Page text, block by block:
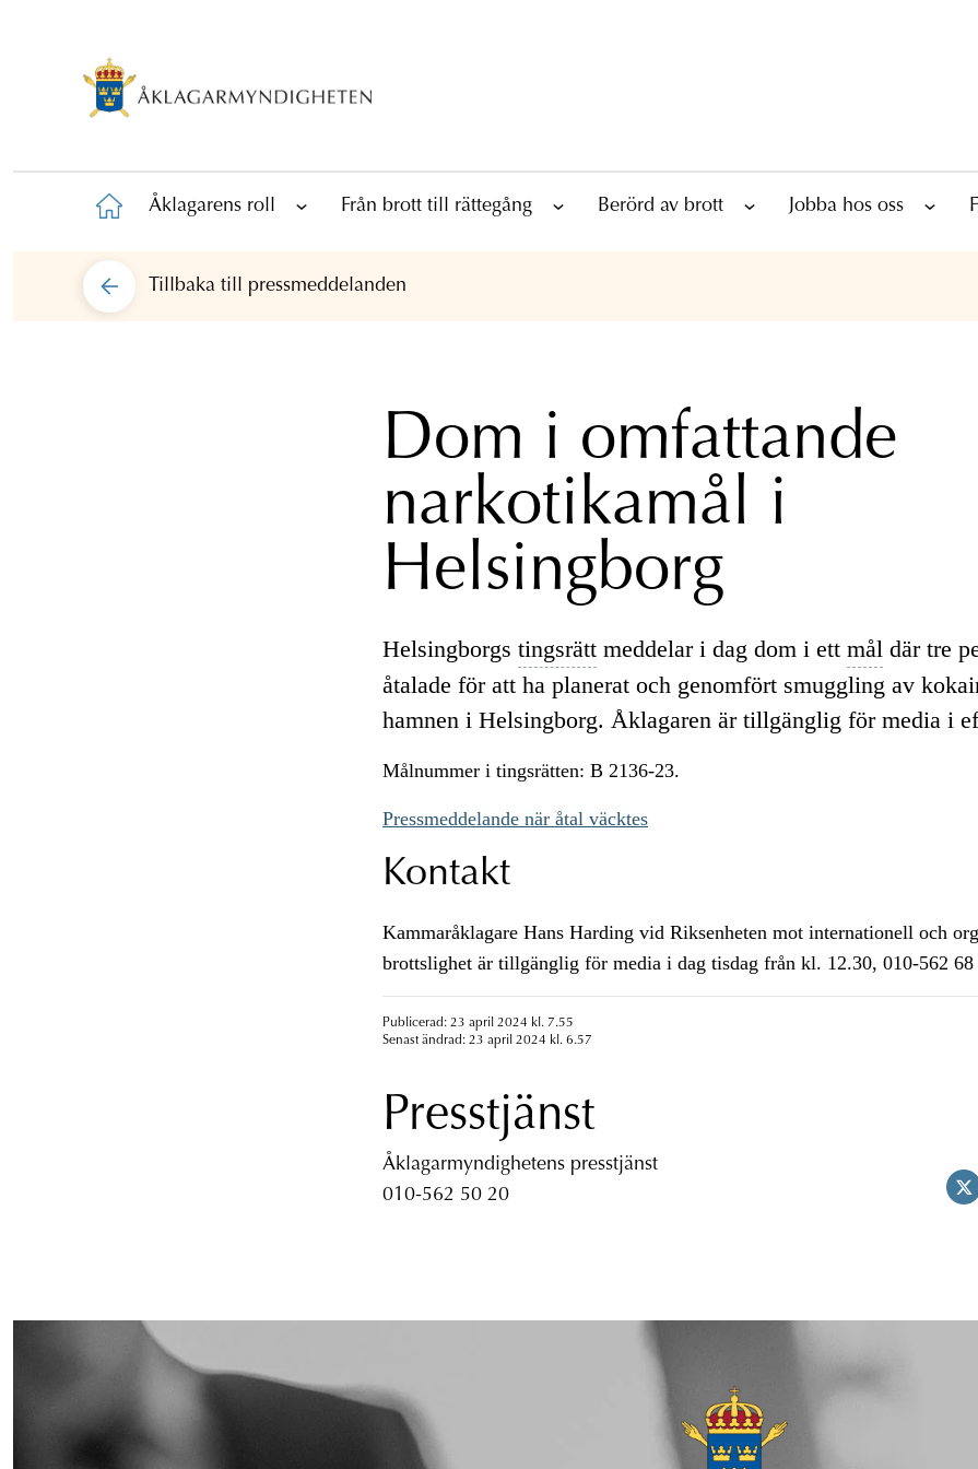
Åklagarens roll Från brott till rättegång Berörd av brott Jobba hos oss
Tillbaka till pressmeddelanden
Dom i omfattande
narkotikamål i
Helsingborg
Helsingborgs tingsrättmeddelar i dag dom i ett mål där tre
åtalade för att ha planerat och genomfört smuggling av
hamnen i Helsingborg. Åklagaren är tillgänglig för media i
Målnummer i tingsrätten: B 2136-23.
Pressmeddelande när åtal väcktes
Kontakt
Kammaråklagare Hans Harding vid Riksenheten mot internationell och
brottslighet är tillgänglig för media i dag tisdag från kl. 12.30, 010-562 68
Publicerad: 23 april 2024 kl. 7.55
Senast ändrad: 23 april 2024 kl. 6.57
Presstjänst
Åklagarmyndighetens presstjänst
010-562 50 20